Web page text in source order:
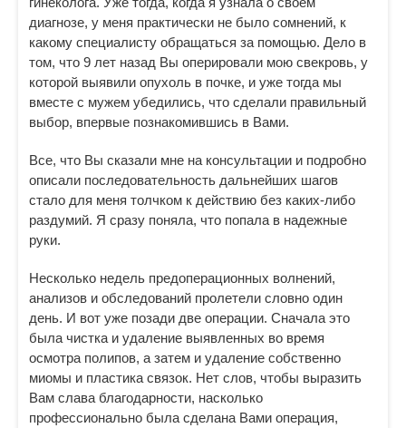
диагнозе, у меня практически не было сомнений, к
какому специалисту обращаться за помощью. Дело в
том, что 9 лет назад Вы оперировали мою свекровь, у
которой выявили опухоль в почке, и уже тогда мы
вместе с мужем убедились, что сделали правильный
выбор, впервые познакомившись в Вами.
Все, что Вы сказали мне на консультации и подробно
описали последовательность дальнейших шагов
стало для меня толчком к действию без каких-либо
раздумий. Я сразу поняла, что попала в надежные
руки.
Несколько недель предоперационных волнений,
анализов и обследований пролетели словно один
день. И вот уже позади две операции. Сначала это
была чистка и удаление выявленных во время
осмотра полипов, а затем и удаление собственно
миомы и пластика связок. Нет слов, чтобы выразить
Вам слава благодарности, насколько
профессионально была сделана Вами операция,